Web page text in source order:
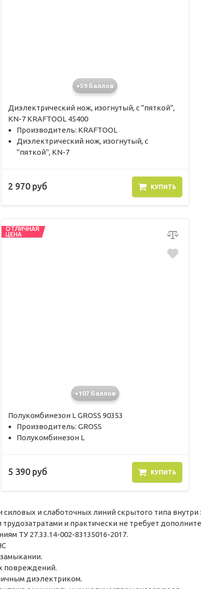
+59 баллов
Диэлектрический нож, изогнутый, c "пяткой",
KN-7 KRAFTOOL 45400
Производитель: KRAFTOOL
Диэлектрический нож, изогнутый, c
"пяткой", KN-7
2 970 руб КУПИТЬ
ОТЛИЧНАЯ
ЦЕНА
+107 баллов
Полукомбинезон L GROSS 90353
Производитель: GROSS
Полукомбинезон L
5 390 руб КУПИТЬ
и слаботочных линий скрытого типа
и практически не требует
ТУ 27.33.14-002-83135016-2017.
повреждений.
диэлектриком.